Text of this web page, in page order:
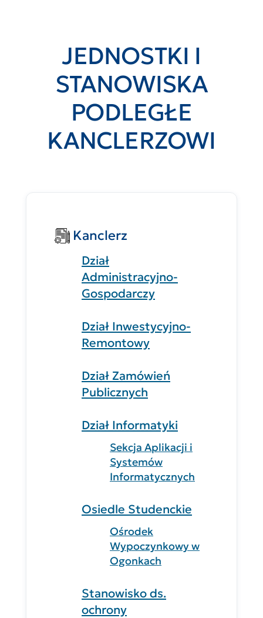
JEDNOSTKI I
STANOWISKA
PODLEGŁE
KANCLERZOWI
Kanclerz
Dział
Administracyjno-
Gospodarczy
Dział Inwestycyjno-
Remontowy
Dział Zamówień
Publicznych
Dział Informatyki
Sekcja Aplikacji i
Systemów
Informatycznych
Osiedle Studenckie
Ośrodek
Wypoczynkowy w
Ogonkach
Stanowisko ds.
ochrony